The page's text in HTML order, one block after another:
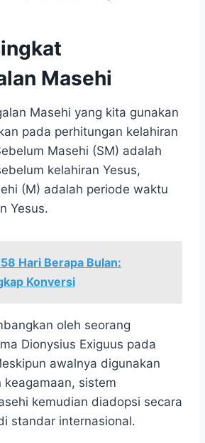
Masehi
Masehi yang kita gunakan
pada perhitungan kelahiran
Masehi (SM) adalah
kelahiran Yesus,
(M) adalah periode waktu
Yesus.
Hari Berapa Bulan:
Konversi
oleh seorang
Dionysius Exiguus pada
awalnya digunakan
keagamaan, sistem
kemudian diadopsi secara
standar internasional.